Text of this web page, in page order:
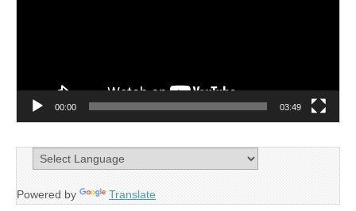
00:00 03:49
Powered by Translate